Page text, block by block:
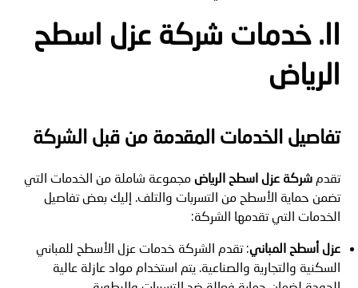
II. خدمات
شركة عزل اسطح
الرياض
تفاصيل الخدمات المقدمة من قبل الشركة
تقدمشركة عزل اسطح الرياض مجموعة شاملة من الخدمات التي
تضمن حماية الأسطح من التسربات والتلف. إليك بعض تفاصيل
الخدمات التي تقدمها الشركة:
عزل أسطح المباني: تقدم الشركة خدمات عزل الأسطح للمباني
السكنية والتجارية والصناعية. يتم استخدام مواد عازلة عالية